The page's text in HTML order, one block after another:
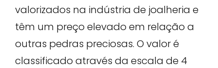
valorizados na indústria de joalheria e
têm um preço elevado em relação a
outras pedras preciosas. O valor é
classificado através da escala de 4